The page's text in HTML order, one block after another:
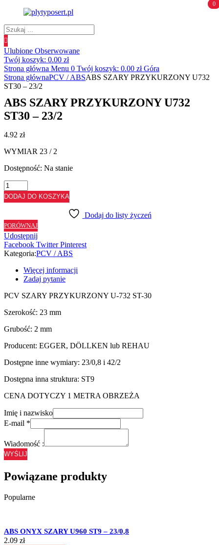
Wyszukiwanie
produktów
0
Ulubione Obserwowane
0
Twój koszyk: 0.00 zł
Strona główna Menu 0 Twój koszyk: 0.00 zł Góra
Strona głównaPCV / ABSABS SZARY PRZYKURZONY U732
ST30 – 23/2
ABS SZARY PRZYKURZONY U732
ST30 – 23/2
4.92 zł
WYMIAR 23 / 2
Dostępność: Na stanie
ilość
ABS
SZARY
U732
ST30
-
23/2
DODAJ DO KOSZYKA
Dodaj do listy życzeń
PORÓWNAJ
Udostępnij
Facebook Twitter Pinterest
Kategoria:PCV / ABS
Więcej informacji
Zadaj pytanie
PCV SZARY PRZYKURZONY U-732 ST-30
Szerokość: 23 mm
Grubość: 2 mm
Producent: EGGER, DÖLLKEN lub REHAU
Dostępne inne wymiary: 23/0,8 i 42/2
Dostępna inna struktura: ST9
CENA DOTYCZY 1 METRA OBRZEŻA
Imię i nazwisko
E-mail *
Wiadomość :
WYŚLIJ
Powiązane produkty
Popularne
ABS ONYX SZARY U960 ST9 – 23/0,8
2.09 zł